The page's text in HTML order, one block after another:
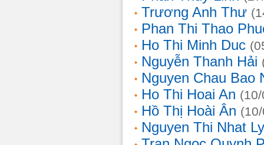
Trương Anh Thư
Phan Thi Thao
Ho Thi Minh Duc
Nguyễn Thanh Hải
Nguyen Chau Bao
Ho Thi Hoai An
Hồ Thị Hoài Ân
Nguyen Thi Nhat Ly